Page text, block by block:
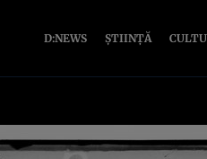
D:NEWS ȘTIINȚĂ